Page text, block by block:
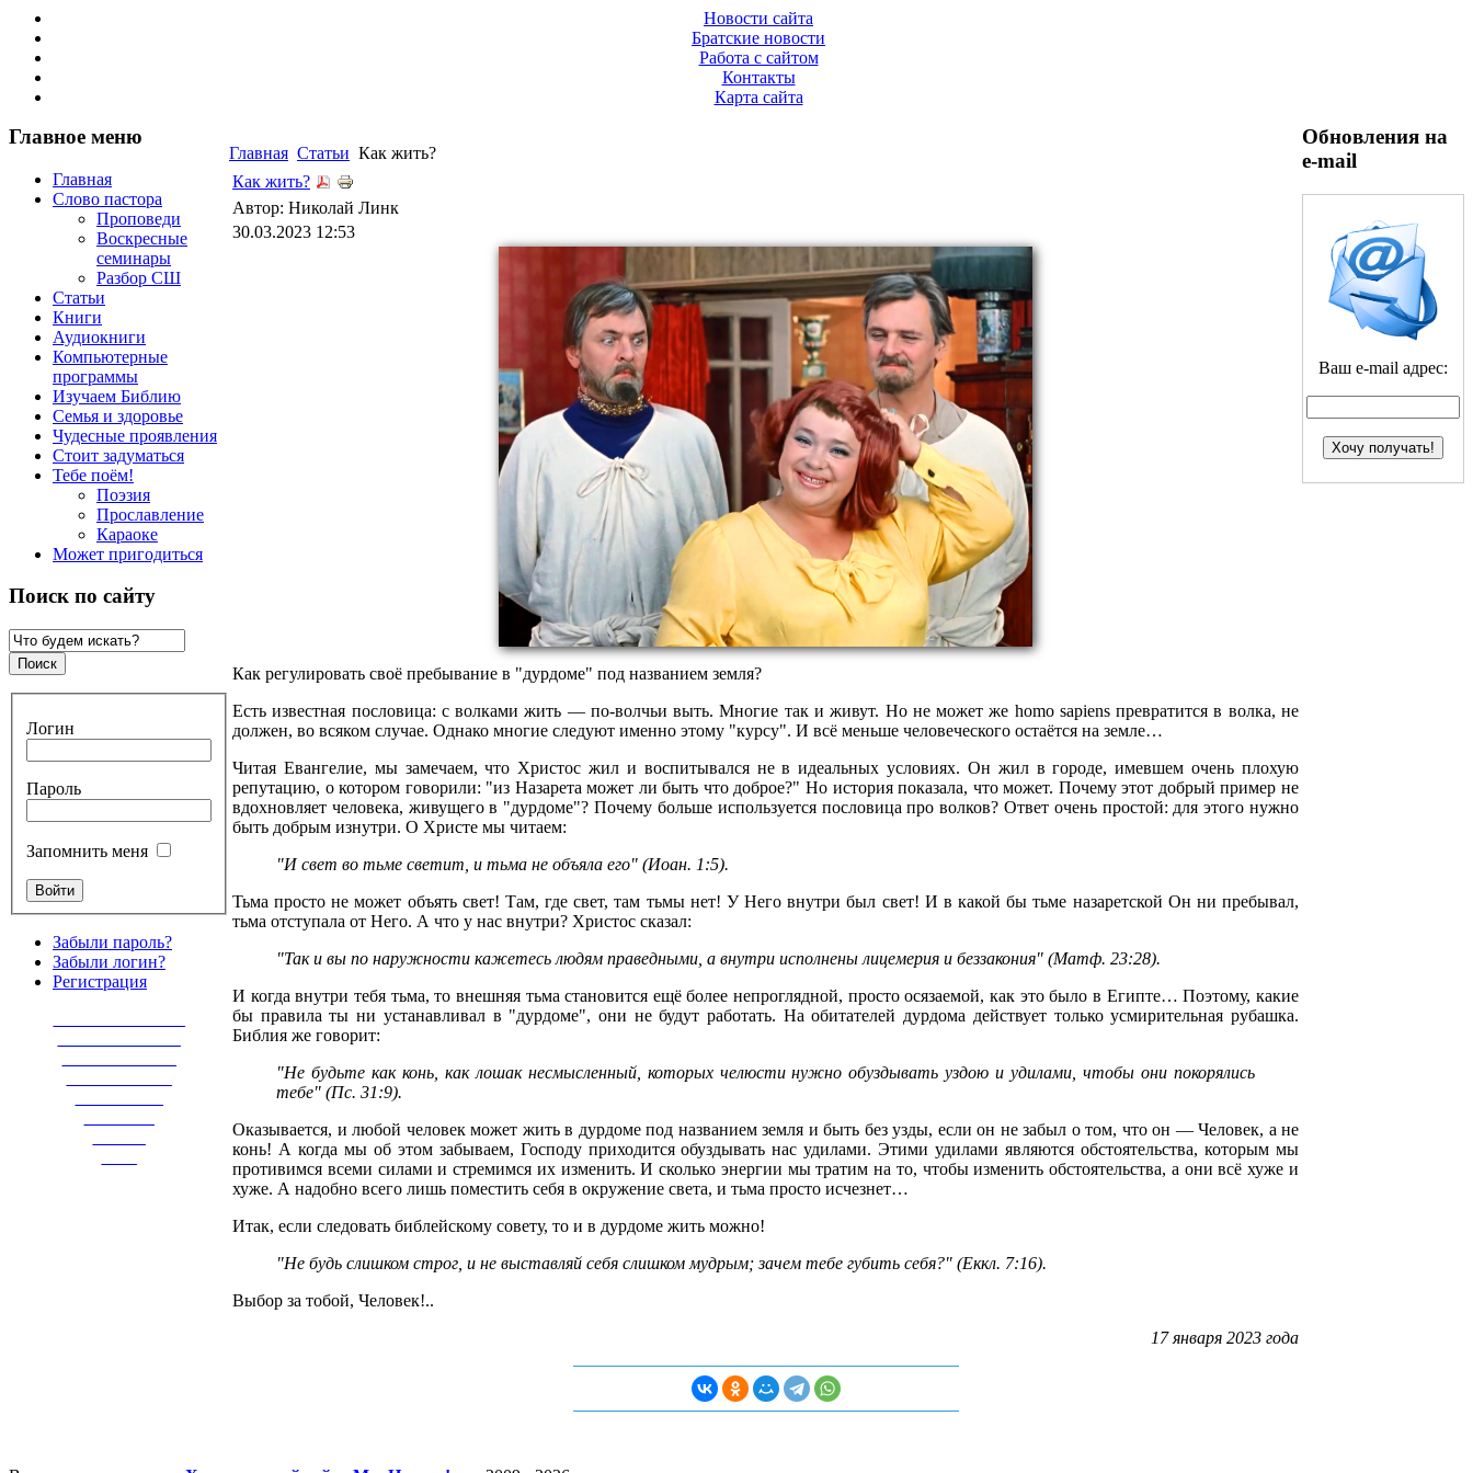
Новости сайта
Братские новости
Работа с сайтом
Контакты
Карта сайта
Главное меню
Главная
Слово пастора
Проповеди
Воскресные
семинары
Разбор СШ
Статьи
Книги
Аудиокниги
Компьютерные
программы
Изучаем Библию
Семья и здоровье
Чудесные проявления
Стоит задуматься
Тебе поём!
Поэзия
Прославление
Караоке
Может пригодиться
Поиск по сайту
Логин
Пароль
Запомнить меня
Забыли пароль?
Забыли логин?
Регистрация
Главная Статьи Как жить?
Как жить?
Автор: Николай Линк
30.03.2023 12:53
Как регулировать своё пребывание в "дурдоме" под названием земля?
Есть известная пословица: с волками жить — по-волчьи выть. Многие так и живут. Но не может же homo sapiens превратится в волка, не
должен, во всяком случае. Однако многие следуют именно этому "курсу". И всё меньше человеческого остаётся на земле…
Читая Евангелие, мы замечаем, что Христос жил и воспитывался не в идеальных условиях. Он жил в городе, имевшем очень плохую
репутацию, о котором говорили: "из Назарета может ли быть что доброе?" Но история показала, что может. Почему этот добрый пример не
вдохновляет человека, живущего в "дурдоме"? Почему больше используется пословица про волков? Ответ очень простой: для этого нужно
быть добрым изнутри. О Христе мы читаем:
"И свет во тьме светит, и тьма не объяла его" (Иоан. 1:5).
Тьма просто не может объять свет! Там, где свет, там тьмы нет! У Него внутри был свет! И в какой бы тьме назаретской Он ни пребывал,
тьма отступала от Него. А что у нас внутри? Христос сказал:
"Так и вы по наружности кажетесь людям праведными, а внутри исполнены лицемерия и беззакония" (Матф. 23:28).
И когда внутри тебя тьма, то внешняя тьма становится ещё более непроглядной, просто осязаемой, как это было в Египте… Поэтому, какие
бы правила ты ни устанавливал в "дурдоме", они не будут работать. На обитателей дурдома действует только усмирительная рубашка.
Библия же говорит:
"Не будьте как конь, как лошак несмысленный, которых челюсти нужно обуздывать уздою и удилами, чтобы они покорялись
тебе" (Пс. 31:9).
Оказывается, и любой человек может жить в дурдоме под названием земля и быть без узды, если он не забыл о том, что он — Человек, а не
конь! А когда мы об этом забываем, Господу приходится обуздывать нас удилами. Этими удилами являются обстоятельства, которым мы
противимся всеми силами и стремимся их изменить. И сколько энергии мы тратим на то, чтобы изменить обстоятельства, а они всё хуже и
хуже. А надобно всего лишь поместить себя в окружение света, и тьма просто исчезнет…
Итак, если следовать библейскому совету, то и в дурдоме жить можно!
"Не будь слишком строг, и не выставляй себя слишком мудрым; зачем тебе губить себя?" (Еккл. 7:16).
Выбор за тобой, Человек!..
17 января 2023 года
Обновления на
e-mail
Ваш e-mail адрес: